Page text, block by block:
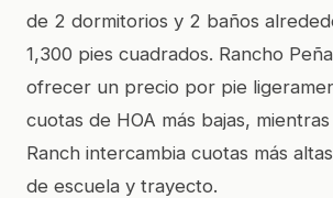
de 2 dormitorios y 2 baños
1,300 pies cuadrados. Rancho
ofrecer un precio por pie
cuotas de HOA más bajas,
Ranch intercambia cuotas más
de escuela y trayecto.